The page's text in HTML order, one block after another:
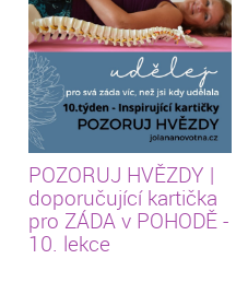
POZORUJ HVĚZDY |
doporučující kartička
pro ZÁDA v POHODĚ -
10. lekce